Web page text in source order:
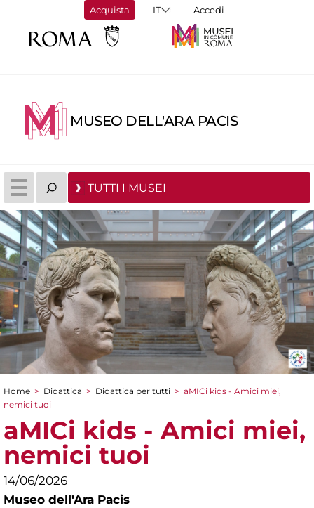
Acquista Accedi
MUSEO DELL'ARA PACIS
TUTTI I MUSEI
Tu sei qui
Home > Didattica > Didattica per tutti > aMICi kids - Amici miei,
nemici tuoi
aMICi kids - Amici miei,
nemici tuoi
14/06/2026
Museo dell'Ara Pacis